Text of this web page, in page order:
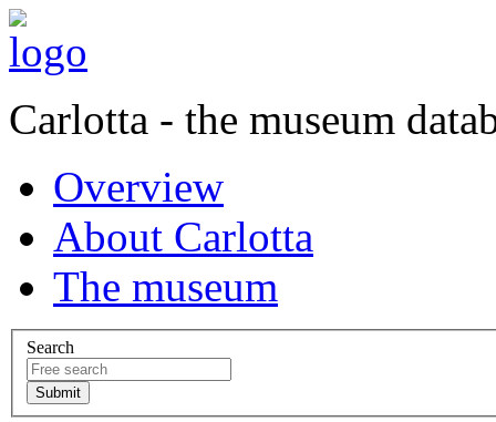
Carlotta - the museum
Overview
About Carlotta
The museum
Search